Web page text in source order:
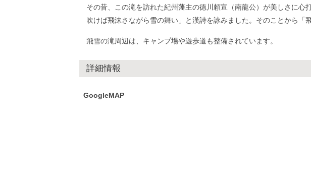
その昔、この滝を訪れた紀州藩主の徳川頼宣（南龍公）が美しさに
吹けば飛沫さながら雪の舞い」と漢詩を詠みました。そのことから「
飛雪の滝周辺は、キャンプ場や遊歩道も整備されています。
詳細情報
GoogleMAP